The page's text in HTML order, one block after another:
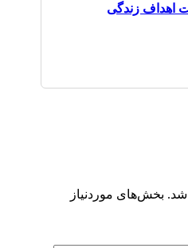
اهداف زندگی
شد. بخش‌های موردنیاز